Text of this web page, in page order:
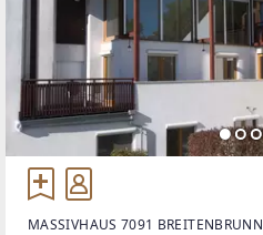
MASSIVHAUS 7091 BREITENBRUNN